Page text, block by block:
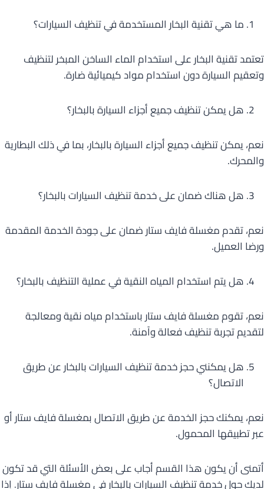
ما هي تقنية البخار المستخدمة في تنظيف السيارات؟
تعتمد تقنية البخار على استخدام الماء الساخن المبخر لتنظيف
وتعقيم السيارة دون استخدام مواد كيميائية ضارة.
هل يمكن تنظيف جميع أجزاء السيارة بالبخار؟
نعم، يمكن تنظيف جميع أجزاء السيارة بالبخار، بما في ذلك البطارية
والمحرك.
هل هناك ضمان على خدمة تنظيف السيارات بالبخار؟
نعم، تقدم مغسلة فايف ستار ضمان على جودة الخدمة المقدمة
ورضا العميل.
هل يتم استخدام المياه النقية في عملية التنظيف بالبخار؟
نعم، تقوم مغسلة فايف ستار باستخدام مياه نقية ومعالجة
لتقديم تجربة تنظيف فعالة وآمنة.
هل يمكنني حجز خدمة تنظيف السيارات بالبخار عن طريق
الاتصال؟
نعم، يمكنك حجز الخدمة عن طريق الاتصال بمغسلة فايف ستار أو
عبر تطبيقها المحمول.
أتمنى أن يكون هذا القسم أجاب على بعض الأسئلة التي قد تكون
لديك حول خدمة تنظيف السيارات بالبخار في مغسلة فايف ستار. إذا